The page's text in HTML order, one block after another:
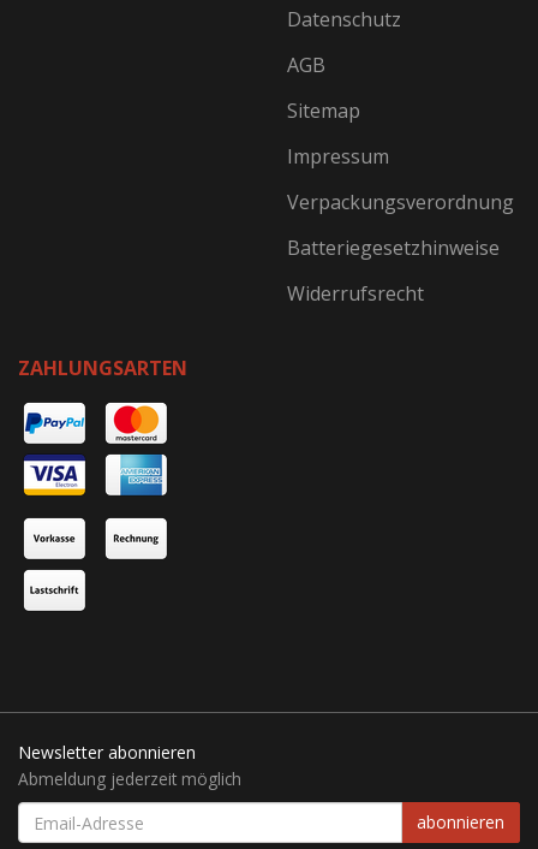
Datenschutz
AGB
Sitemap
Impressum
Verpackungsverordnung
Batteriegesetzhinweise
Widerrufsrecht
ZAHLUNGSARTEN
Newsletter abonnieren
Abmeldung jederzeit möglich
EMAIL-
ADRESSE
abonnieren